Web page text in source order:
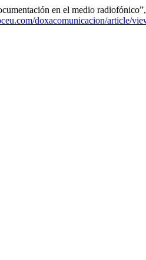
en el medio radiofónico”,
doxacomunicacion/article/